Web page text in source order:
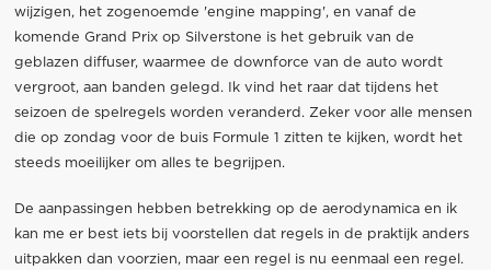
wijzigen, het zogenoemde 'engine mapping', en vanaf de
komende Grand Prix op Silverstone is het gebruik van de
geblazen diffuser, waarmee de downforce van de auto wordt
vergroot, aan banden gelegd. Ik vind het raar dat tijdens het
seizoen de spelregels worden veranderd. Zeker voor alle mensen
die op zondag voor de buis Formule 1 zitten te kijken, wordt het
steeds moeilijker om alles te begrijpen.
De aanpassingen hebben betrekking op de aerodynamica en ik
kan me er best iets bij voorstellen dat regels in de praktijk anders
uitpakken dan voorzien, maar een regel is nu eenmaal een regel.